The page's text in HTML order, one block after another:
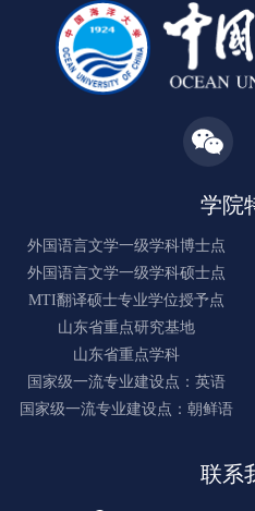
学院
外国语言文学一级学科博士点
外国语言文学一级学科硕士点
MTI翻译硕士专业学位授予点
山东省重点研究基地
山东省重点学科
国家级一流专业建设点：英语
国家级一流专业建设点：朝鲜语
联系